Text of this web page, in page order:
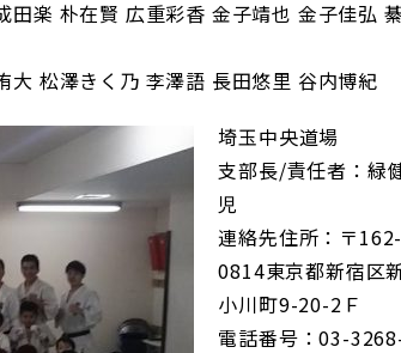
楽 朴在賢 広重彩香 金子靖也 金子佳弘 綦
松澤きく乃 李澤語 長田悠里 谷内博紀
埼玉中央道場
支部長/責任者：緑
児
連絡先住所：〒162-
0814東京都新宿区
小川町9-20-2Ｆ
電話番号：03-